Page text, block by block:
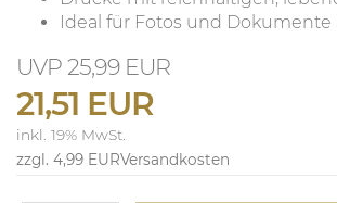
Ideal für Fotos und Dokumente
25,99 EUR
21,51 EUR
inkl. 19% MwSt.
zzgl. 4,99 EURVersandkosten